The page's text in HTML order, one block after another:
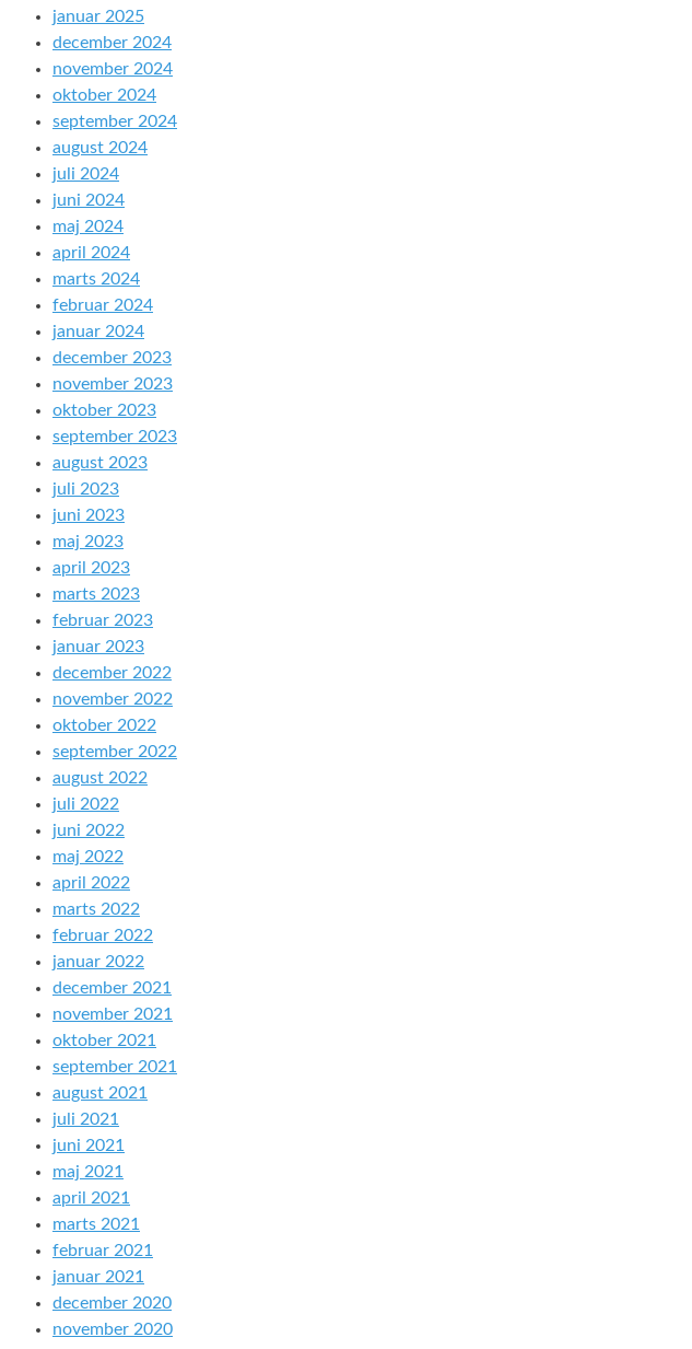
januar 2025
december 2024
november 2024
oktober 2024
september 2024
august 2024
juli 2024
juni 2024
maj 2024
april 2024
marts 2024
februar 2024
januar 2024
december 2023
november 2023
oktober 2023
september 2023
august 2023
juli 2023
juni 2023
maj 2023
april 2023
marts 2023
februar 2023
januar 2023
december 2022
november 2022
oktober 2022
september 2022
august 2022
juli 2022
juni 2022
maj 2022
april 2022
marts 2022
februar 2022
januar 2022
december 2021
november 2021
oktober 2021
september 2021
august 2021
juli 2021
juni 2021
maj 2021
april 2021
marts 2021
februar 2021
januar 2021
december 2020
november 2020